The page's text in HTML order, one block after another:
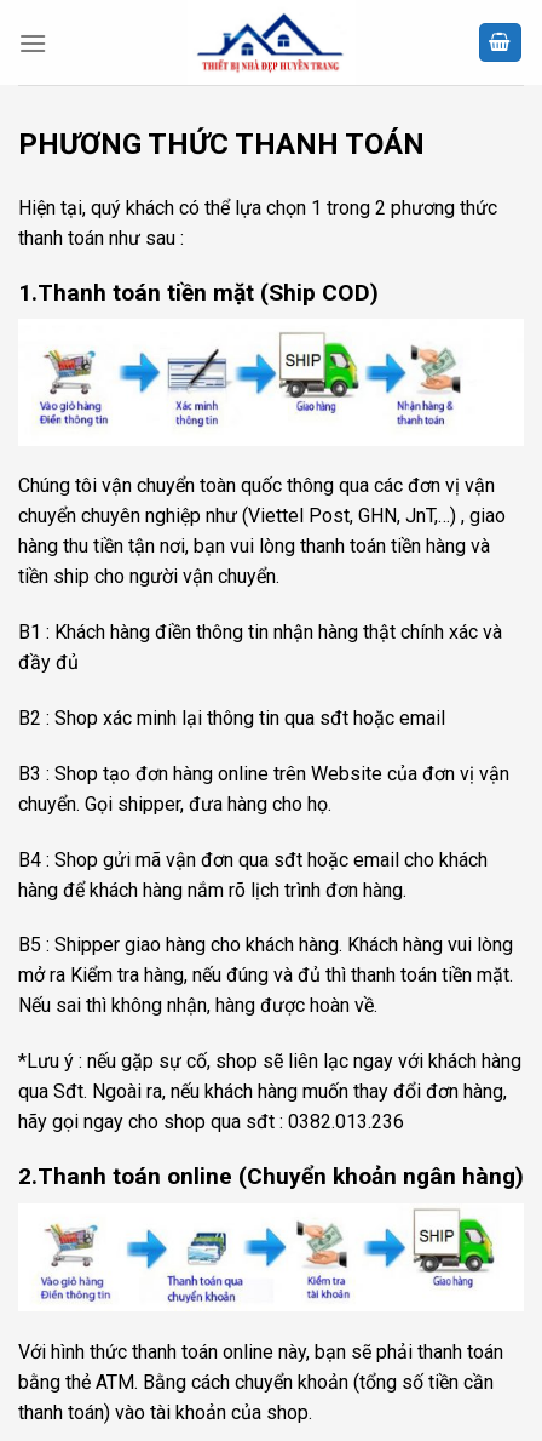
PHƯƠNG THỨC THANH TOÁN
Hiện tại, quý khách có thể lựa chọn 1 trong 2 phương thức
thanh toán như sau :
1.Thanh toán tiền mặt (Ship COD)
Chúng tôi vận chuyển toàn quốc thông qua các đơn vị vận
chuyển chuyên nghiệp như (Viettel Post, GHN, JnT,…) , giao
hàng thu tiền tận nơi, bạn vui lòng thanh toán tiền hàng và
tiền ship cho người vận chuyển.
B1 : Khách hàng điền thông tin nhận hàng thật chính xác và
đầy đủ
B2 : Shop xác minh lại thông tin qua sđt hoặc email
B3 : Shop tạo đơn hàng online trên Website của đơn vị vận
chuyển. Gọi shipper, đưa hàng cho họ.
B4 : Shop gửi mã vận đơn qua sđt hoặc email cho khách
hàng để khách hàng nắm rõ lịch trình đơn hàng.
B5 : Shipper giao hàng cho khách hàng. Khách hàng vui lòng
mở ra Kiểm tra hàng, nếu đúng và đủ thì thanh toán tiền mặt.
Nếu sai thì không nhận, hàng được hoàn về.
*Lưu ý : nếu gặp sự cố, shop sẽ liên lạc ngay với khách hàng
qua Sđt. Ngoài ra, nếu khách hàng muốn thay đổi đơn hàng,
hãy gọi ngay cho shop qua sđt : 0382.013.236
2.Thanh toán online (Chuyển khoản ngân hàng)
Với hình thức thanh toán online này, bạn sẽ phải thanh toán
bằng thẻ ATM. Bằng cách chuyển khoản (tổng số tiền cần
thanh toán) vào tài khoản của shop.